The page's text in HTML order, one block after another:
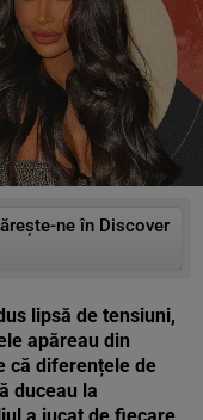
ne în Discover
lipsă de tensiuni,
apăreau din
că diferențele de
duceau la